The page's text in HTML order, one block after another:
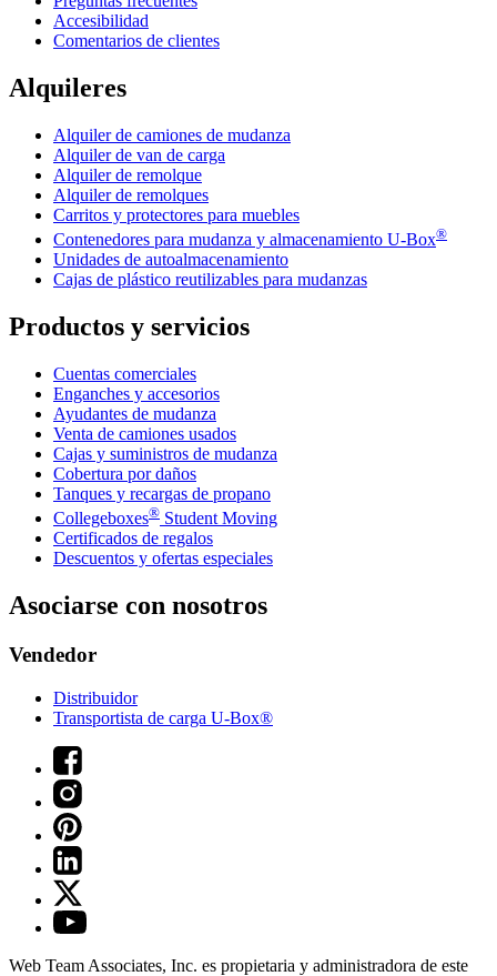
Accesibilidad
Comentarios de clientes
Alquileres
Alquiler de camiones de mudanza
Alquiler de van de carga
Alquiler de remolque
Alquiler de remolques
Carritos y protectores para muebles
Contenedores para mudanza y almacenamiento U-Box®
Unidades de autoalmacenamiento
Cajas de plástico reutilizables para mudanzas
Productos y servicios
Cuentas comerciales
Enganches y accesorios
Ayudantes de mudanza
Venta de camiones usados
Cajas y suministros de mudanza
Cobertura por daños
Tanques y recargas de propano
Collegeboxes® Student Moving
Certificados de regalos
Descuentos y ofertas especiales
Asociarse con nosotros
Vendedor
Distribuidor
Transportista de carga U-Box®
Web Team Associates, Inc. es propietaria y administradora de este